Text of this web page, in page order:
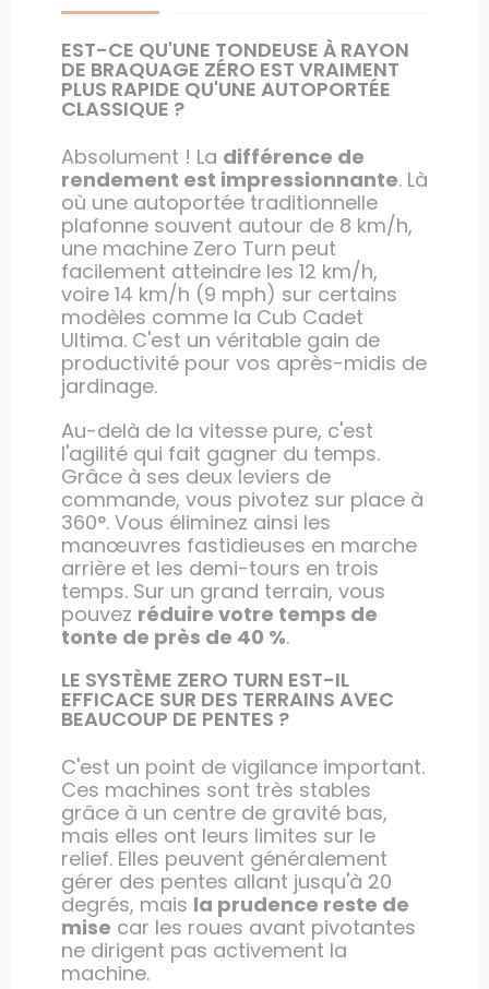
EST-CE QU'UNE TONDEUSE À RAYON
DE BRAQUAGE ZÉRO EST VRAIMENT
PLUS RAPIDE QU'UNE AUTOPORTÉE
CLASSIQUE ?
Absolument ! La différence de
rendement est impressionnante. Là
où une autoportée traditionnelle
plafonne souvent autour de 8 km/h,
une machine Zero Turn peut
facilement atteindre les 12 km/h,
voire 14 km/h (9 mph) sur certains
modèles comme la Cub Cadet
Ultima. C'est un véritable gain de
productivité pour vos après-midis de
jardinage.
Au-delà de la vitesse pure, c'est
l'agilité qui fait gagner du temps.
Grâce à ses deux leviers de
commande, vous pivotez sur place à
360°. Vous éliminez ainsi les
manœuvres fastidieuses en marche
arrière et les demi-tours en trois
temps. Sur un grand terrain, vous
pouvez réduire votre temps de
tonte de près de 40 %.
LE SYSTÈME ZERO TURN EST-IL
EFFICACE SUR DES TERRAINS AVEC
BEAUCOUP DE PENTES ?
C'est un point de vigilance important.
Ces machines sont très stables
grâce à un centre de gravité bas,
mais elles ont leurs limites sur le
relief. Elles peuvent généralement
gérer des pentes allant jusqu'à 20
degrés, mais la prudence reste de
mise car les roues avant pivotantes
ne dirigent pas activement la
machine.